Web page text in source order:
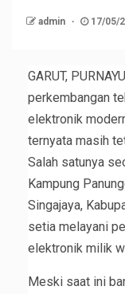
admin 17/05/
GARUT,
perkembangan
elektronik
ternyata masih
Salah satunya
Kampung
Singajaya,
setia melayani
elektronik milik
Meski saat ini